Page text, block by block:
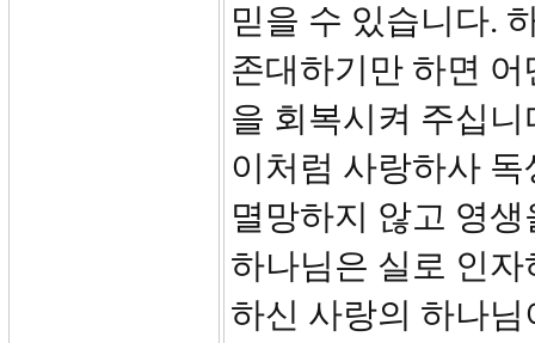
믿을 수 있습니다.
존대하기만 하면
을 회복시켜 주십
이처럼 사랑하사
멸망하지 않고 영
하나님은 실로 인
하신 사랑의 하나